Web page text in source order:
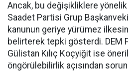
Ancak, bu değişikliklere
Saadet Partisi Grup
kanunun geriye yürümez
belirterek tepki gösterdi. DEM
Gülistan Kılıç Koçyiğit ise
öngörülebilirlik açısından